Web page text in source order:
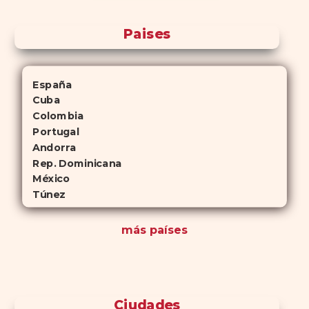
Paises
España
Cuba
Colombia
Portugal
Andorra
Rep. Dominicana
México
Túnez
más países
Ciudades